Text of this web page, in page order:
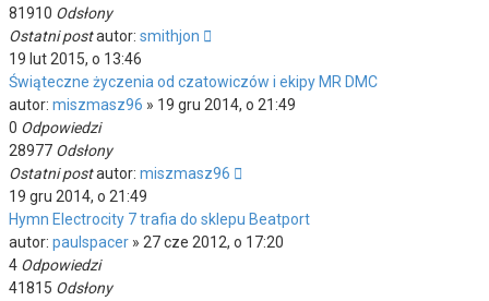
81910 Odsłony
Ostatni postautor: smithjon
19 lut 2015, o 13:46
Świąteczne życzenia od czatowiczów i ekipy MR DMC
autor: miszmasz96 » 19 gru 2014, o 21:49
0 Odpowiedzi
28977 Odsłony
Ostatni postautor: miszmasz96
19 gru 2014, o 21:49
Hymn Electrocity 7 trafia do sklepu Beatport
autor: paulspacer » 27 cze 2012, o 17:20
4 Odpowiedzi
41815 Odsłony